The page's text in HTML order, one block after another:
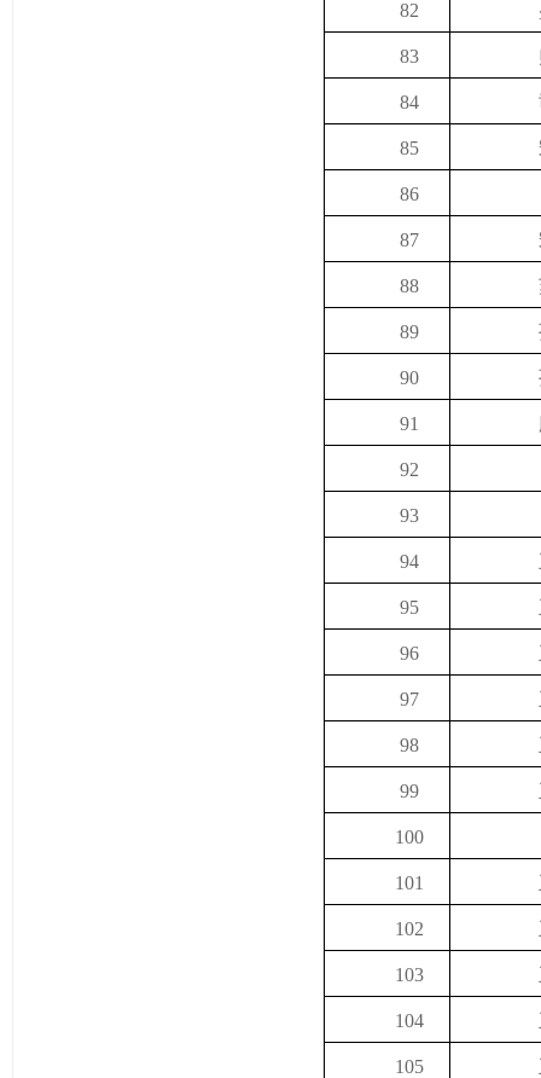
82
83
84
85
86
87
88
89
90
91
92
93
94
95
96
97
98
99
100
101
102
103
104
105